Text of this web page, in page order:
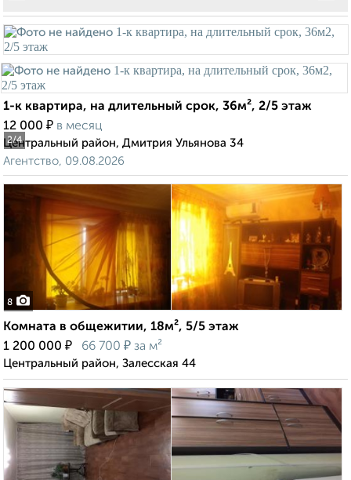
2/4
1-к квартира, на длительный срок, 36м², 2/5 этаж
12 000 ₽ в месяц
Центральный район, Дмитрия Ульянова 34
Агентство, 09.08.2026
8
Комната в общежитии, 18м², 5/5 этаж
1 200 000 ₽ 66 700 ₽ за м²
Центральный район, Залесская 44